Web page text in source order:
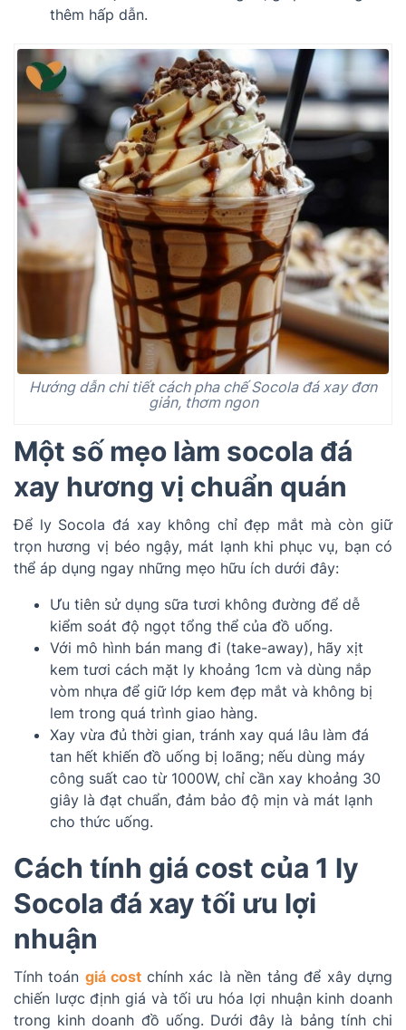
thêm hấp dẫn.
Hướng dẫn chi tiết cách pha chế Socola đá xay đơn
giản, thơm ngon
Một số mẹo làm socola đá
xay hương vị chuẩn quán
Để ly Socola đá xay không chỉ đẹp mắt mà còn giữ
trọn hương vị béo ngậy, mát lạnh khi phục vụ, bạn có
thể áp dụng ngay những mẹo hữu ích dưới đây:
Ưu tiên sử dụng sữa tươi không đường để dễ
kiểm soát độ ngọt tổng thể của đồ uống.
Với mô hình bán mang đi (take-away), hãy xịt
kem tươi cách mặt ly khoảng 1cm và dùng nắp
vòm nhựa để giữ lớp kem đẹp mắt và không bị
lem trong quá trình giao hàng.
Xay vừa đủ thời gian, tránh xay quá lâu làm đá
tan hết khiến đồ uống bị loãng; nếu dùng máy
công suất cao từ 1000W, chỉ cần xay khoảng 30
giây là đạt chuẩn, đảm bảo độ mịn và mát lạnh
cho thức uống.
Cách tính giá cost của 1 ly
Socola đá xay tối ưu lợi
nhuận
Tính toán giá cost chính xác là nền tảng để xây dựng
chiến lược định giá và tối ưu hóa lợi nhuận kinh doanh
trong kinh doanh đồ uống. Dưới đây là bảng tính chi